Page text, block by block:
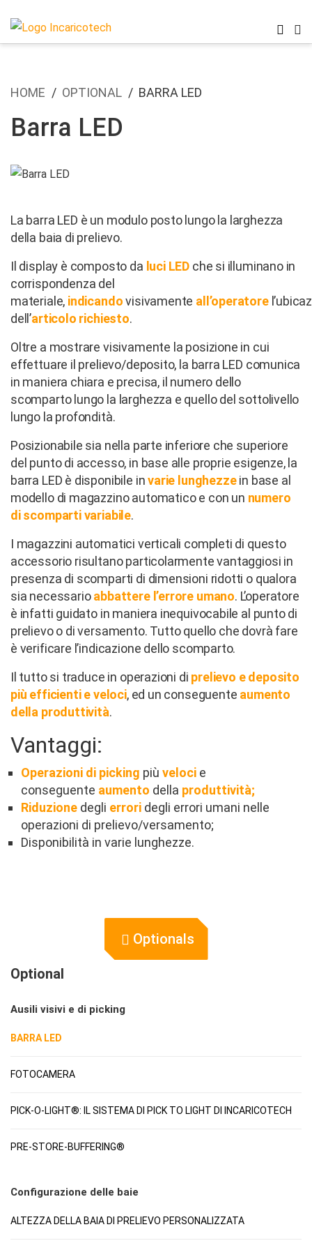
HOME OPTIONAL BARRA LED
Barra LED
La barra LED è un modulo posto lungo la larghezza
della baia di prelievo.
Il display è composto da luci LED che si illuminano in
corrispondenza del
materiale, indicandovisivamente all’operatore
dell’articolo richiesto.
Oltre a mostrare visivamente la posizione in cui
effettuare il prelievo/deposito, la barra LED comunica
in maniera chiara e precisa, il numero dello
scomparto lungo la larghezza e quello del sottolivello
lungo la profondità.
Posizionabile sia nella parte inferiore che superiore
del punto di accesso, in base alle proprie esigenze, la
barra LED è disponibile invarie lunghezzein base al
modello di magazzino automatico e con un numero
di scomparti variabile.
I magazzini automatici verticali completi di questo
accessorio risultano particolarmente vantaggiosi in
presenza di scomparti di dimensioni ridotti o qualora
sia necessarioabbattere l’errore umano. L’operatore
è infatti guidato in maniera inequivocabile al punto di
prelievo o di versamento. Tutto quello che dovrà fare
è verificare l’indicazione dello scomparto.
Il tutto si traduce in operazioni di prelievo e deposito
più efficienti e veloci, ed un conseguente aumento
della produttività.
Vantaggi:
Operazioni di picking più veloci e
conseguente aumento della produttività;
Riduzione degli errori degli errori umani nelle
operazioni di prelievo/versamento;
Disponibilità in varie lunghezze.
Optionals
Optional
Ausili visivi e di picking
BARRA LED
FOTOCAMERA
PICK-O-LIGHT®: IL SISTEMA DI PICK TO LIGHT DI INCARICOTECH
PRE-STORE-BUFFERING®
Configurazione delle baie
ALTEZZA DELLA BAIA DI PRELIEVO PERSONALIZZATA